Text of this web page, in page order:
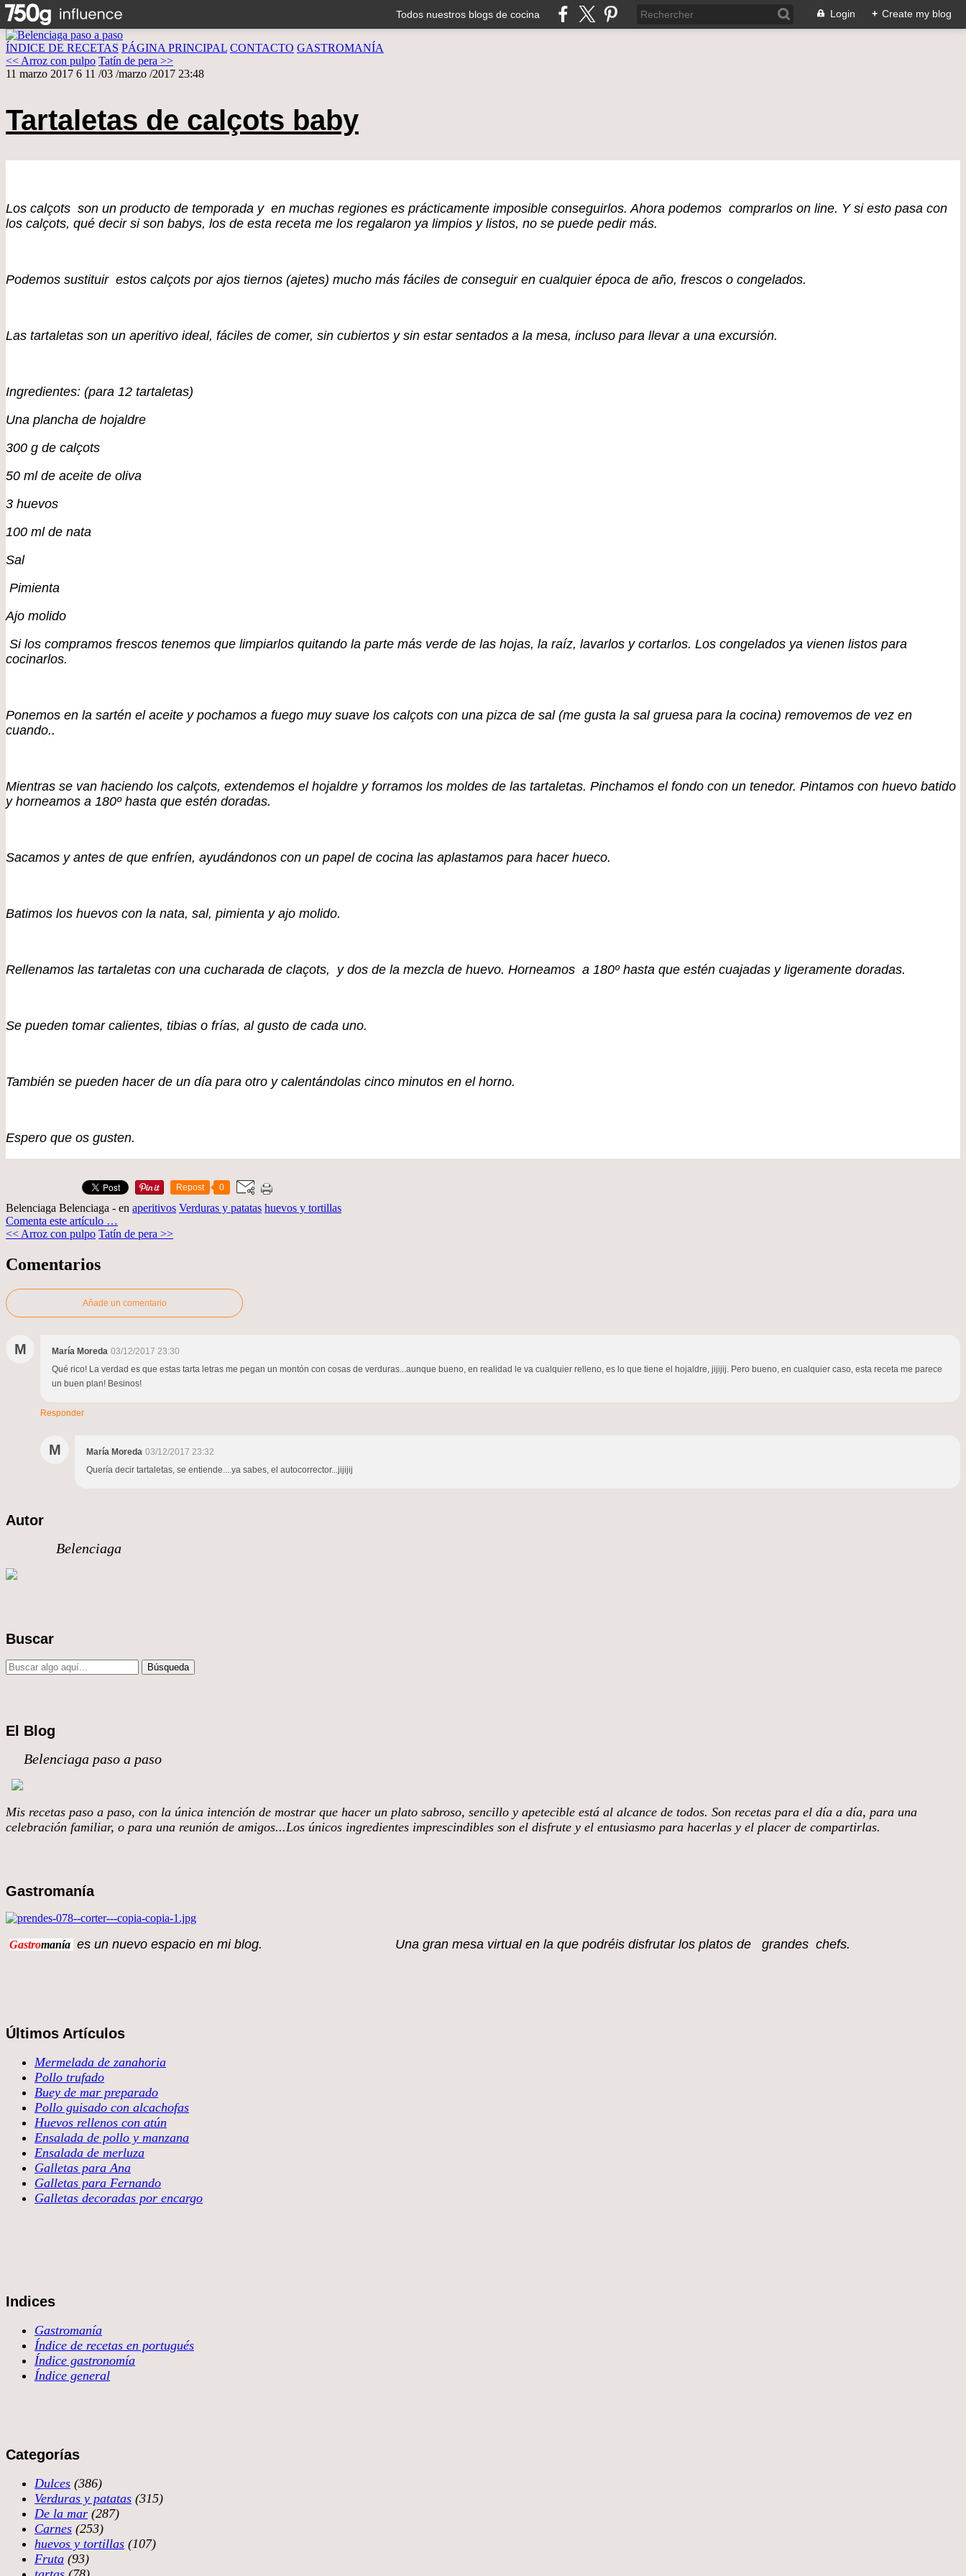
Todos nuestros blogs de cocina Login + Create my blog
ÍNDICE DE RECETAS PÁGINA PRINCIPAL CONTACTO GASTROMANÍA
<< Arroz con pulpo Tatín de pera >>
11 marzo 2017 6 11 /03 /marzo /2017 23:48
Tartaletas de calçots baby
Los calçots son un producto de temporada y en muchas regiones es prácticamente imposible conseguirlos. Ahora podemos comprarlos on line. Y si esto pasa con
los calçots, qué decir si son babys, los de esta receta me los regalaron ya limpios y listos, no se puede pedir más.
Podemos sustituir estos calçots por ajos tiernos (ajetes) mucho más fáciles de conseguir en cualquier época de año, frescos o congelados.
Las tartaletas son un aperitivo ideal, fáciles de comer, sin cubiertos y sin estar sentados a la mesa, incluso para llevar a una excursión.
Ingredientes: (para 12 tartaletas)
Una plancha de hojaldre
300 g de calçots
50 ml de aceite de oliva
3 huevos
100 ml de nata
Sal
Pimienta
Ajo molido
Si los compramos frescos tenemos que limpiarlos quitando la parte más verde de las hojas, la raíz, lavarlos y cortarlos. Los congelados ya vienen listos para
cocinarlos.
Ponemos en la sartén el aceite y pochamos a fuego muy suave los calçots con una pizca de sal (me gusta la sal gruesa para la cocina) removemos de vez en
cuando..
Mientras se van haciendo los calçots, extendemos el hojaldre y forramos los moldes de las tartaletas. Pinchamos el fondo con un tenedor. Pintamos con huevo batido
y horneamos a 180º hasta que estén doradas.
Sacamos y antes de que enfríen, ayudándonos con un papel de cocina las aplastamos para hacer hueco.
Batimos los huevos con la nata, sal, pimienta y ajo molido.
Rellenamos las tartaletas con una cucharada de claçots, y dos de la mezcla de huevo. Horneamos a 180º hasta que estén cuajadas y ligeramente doradas.
Se pueden tomar calientes, tibias o frías, al gusto de cada uno.
También se pueden hacer de un día para otro y calentándolas cinco minutos en el horno.
Espero que os gusten.
Repost 0
Belenciaga Belenciaga - en aperitivos Verduras y patatas huevos y tortillas
Comenta este artículo …
<< Arroz con pulpo Tatín de pera >>
Comentarios
Añade un comentario
M María Moreda 03/12/2017 23:30
Qué rico! La verdad es que estas tarta letras me pegan un montón con cosas de verduras...aunque bueno, en realidad le va cualquier relleno, es lo que tiene el hojaldre, jijijij. Pero bueno, en cualquier caso, esta receta me parece
un buen plan! Besinos!
Responder
M María Moreda 03/12/2017 23:32
Quería decir tartaletas, se entiende....ya sabes, el autocorrector...jijijij
Autor
Belenciaga
Buscar
El Blog
Belenciaga paso a paso
Mis recetas paso a paso, con la única intención de mostrar que hacer un plato sabroso, sencillo y apetecible está al alcance de todos. Son recetas para el día a día, para una
celebración familiar, o para una reunión de amigos...Los únicos ingredientes imprescindibles son el disfrute y el entusiasmo para hacerlas y el placer de compartirlas.
Gastromanía
Gastromanía es un nuevo espacio en mi blog. Una gran mesa virtual en la que podréis disfrutar los platos de grandes chefs.
Últimos Artículos
Mermelada de zanahoria
Pollo trufado
Buey de mar preparado
Pollo guisado con alcachofas
Huevos rellenos con atún
Ensalada de pollo y manzana
Ensalada de merluza
Galletas para Ana
Galletas para Fernando
Galletas decoradas por encargo
Indices
Gastromanía
Índice de recetas en portugués
Índice gastronomía
Índice general
Categorías
Dulces (386)
Verduras y patatas (315)
De la mar (287)
Carnes (253)
huevos y tortillas (107)
Fruta (93)